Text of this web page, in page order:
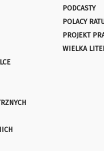
PODCASTY
POLACY
PROJEKT
WIELKA